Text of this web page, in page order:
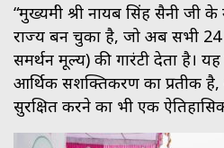
“मुख्यमंत्री श्री नायब सिंह सैनी जी
राज्य बन चुका है, जो अब सभी
समर्थन मूल्य) की गारंटी देता है।
आर्थिक सशक्तिकरण का प्रतीक
सुरक्षित करने का भी एक